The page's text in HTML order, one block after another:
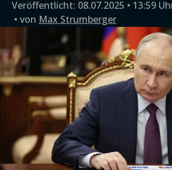
Veröffentlicht: 08.07.2025 • 13:59
von Max Strumberger